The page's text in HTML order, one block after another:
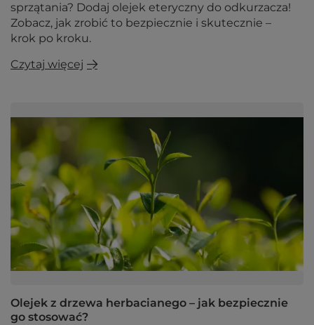
sprzątania? Dodaj olejek eteryczny do odkurzacza!
Zobacz, jak zrobić to bezpiecznie i skutecznie –
krok po kroku.
Czytaj więcej
Olejek z drzewa herbacianego – jak bezpiecznie
go stosować?